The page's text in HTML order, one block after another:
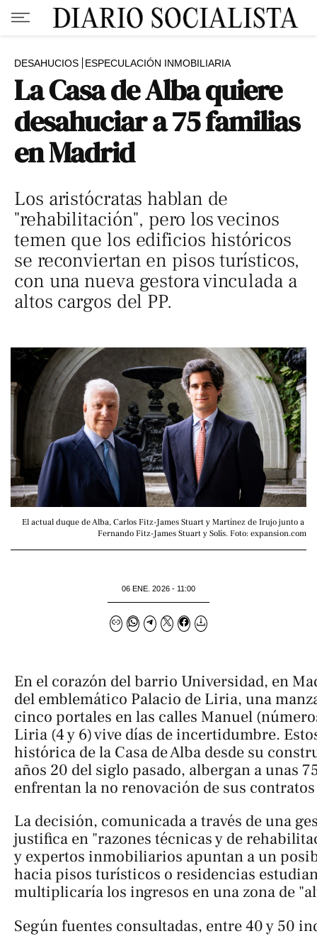
DESAHUCIOS ESPECULACIÓN INMOBILIARIA
La Casa de Alba quiere
desahuciar a 75 familias
en Madrid
Los aristócratas hablan de
"rehabilitación", pero los vecinos
temen que los edificios históricos
se reconviertan en pisos turísticos,
con una nueva gestora vinculada a
altos cargos del PP.
El actual duque de Alba, Carlos Fitz-James Stuart y Martínez de Irujo junto a
Fernando Fitz-James Stuart y Solís. Foto: expansion.com
06 ENE. 2026 - 11:00
En el corazón del barrio Universidad, en
del emblemático Palacio de Liria, una
cinco portales en las calles Manuel
Liria (4 y 6) vive días de incertidumbre.
histórica de la Casa de Alba desde su
años 20 del siglo pasado, albergan a unas
enfrentan la no renovación de sus
La decisión, comunicada a través de una
justifica en "razones técnicas y de
y expertos inmobiliarios apuntan a un
hacia pisos turísticos o residencias
multiplicaría los ingresos en una zona de
Según fuentes consultadas, entre 40 y 50